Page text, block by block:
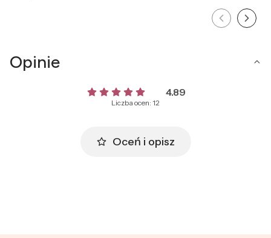
Opinie
4.89
Liczba ocen: 12
Oceń i opisz